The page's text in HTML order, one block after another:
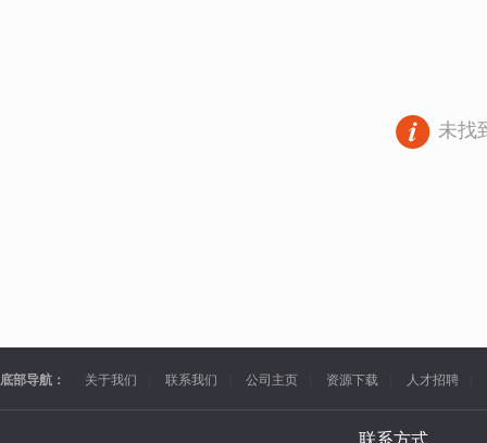
未找
底部导航： 关于我们 联系我们 公司主页 资源下载 人才招聘
联系方式